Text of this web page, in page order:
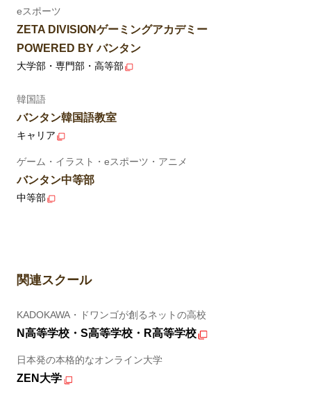
eスポーツ
ZETA DIVISIONゲーミングアカデミー
POWERED BY バンタン
大学部・専門部・高等部
韓国語
バンタン韓国語教室
キャリア
ゲーム・イラスト・eスポーツ・アニメ
バンタン中等部
中等部
関連スクール
KADOKAWA・ドワンゴが創るネットの高校
N高等学校・S高等学校・R高等学校
日本発の本格的なオンライン大学
ZEN大学